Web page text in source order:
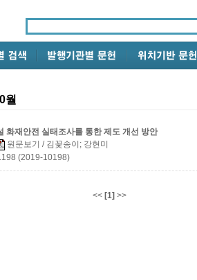
월
화재안전 실태조사를 통한 제도 개선 방안
원문보기 / 김꽃송이; 강현미
(2019-10198)
<< [1] >>